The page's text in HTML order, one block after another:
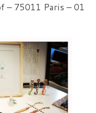
– 75011 Paris – 01